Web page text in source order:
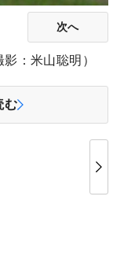
次へ
：米山聡明）
む